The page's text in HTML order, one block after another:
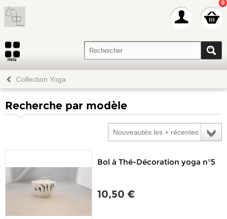
0
Collection Yoga
Recherche par modèle
Nouveautés les + récentes
Bol à Thé-Décoration yoga n°5
10,50 €